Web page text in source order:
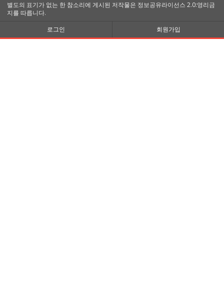
별도의 표기가 없는 한 참소리에 게시된 저작물은 정보공유라이선스 2.0:영리금
지를 따릅니다.
로그인
회원가입